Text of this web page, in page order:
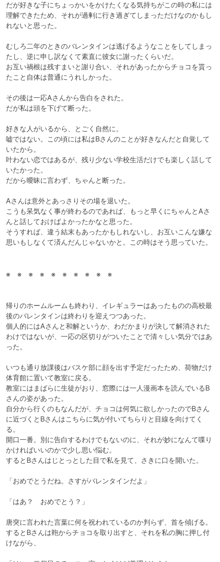
だが好きな子にちょっかいをかけたくなる気持ちがこの時の私には
理解できたため、それが過剰に行き過ぎてしまっただけなのかもし
れないと思った。
むしろ二年のときのバレンタインは逃げるようなことをしてしまっ
たし、逆に申し訳なくて素直に彼女に謝ったくらいだ。
お互い禍根は残すまいと謝り合い、それがあったからチョコを貰っ
たこと自体は普通にうれしかった。
その後は一応Aさんから告白をされた。
だが私は頭を下げて断った。
好きな人がいるから、とごく自然に。
嘘ではない。この頃には私はBさんのことが好きなんだと自覚して
いたから。
叶わない恋ではあるが、残り少ない学校生活だけでも楽しく話して
いたかった。
だから曖昧に言わず、ちゃんと断った。
Aさんは意外とあっさりその場を退いた。
こうも呆気なく事が終わるのであれば、もっと早くにちゃんとAさ
んと話しておけばよかったかなと思った。
そうすれば、違う結末もあったかもしれないし、お互いこんな嫌な
思いもしなくて済んだんじゃないかと。この時はそう思っていた。
※　※　※　※　※　※　※　※　※　※
帰りのホームルームも終わり、イレギュラーはあったものの高校最
後のバレンタインは終わりを迎えつつあった。
個人的にはAさんと和解というか、わだかまりが決して解消された
わけではないが、一応の区切りがついたことで清々しい気分ではあ
った。
いつも通り放課後はバスケ部に顔を出す予定だったため、荷物だけ
体育館に置いて教室に戻る。
教室にはまばらに生徒がおり、窓際には一人漫画本を読んでいるB
さんの姿があった。
自分から行くのもなんだが、チョコは何気に欲しかったのでBさん
に近づくとBさんはこちらに気が付いてちらりと目線を向けてく
る。
開口一番。別に告白するわけでもないのに、それが妙になんて喋り
かければいいのかで少し思い悩む。
するとBさんはじとっとした目で私を見て、さきに口を開いた。
「おめでとうだね。さすがバレンタインだよ」
「はあ？　おめでとう？」
唐突に言われた言葉に何を祝われているのか判らず、首を傾げる。
するとBさんは鞄からチョコを取り出すと、それを私の胸に押し付
けながら、